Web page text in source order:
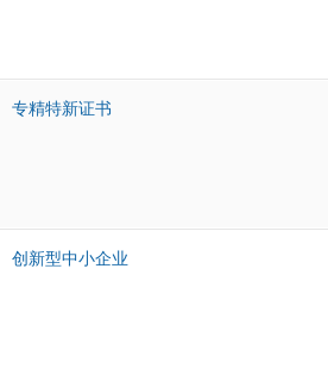
专精特新证书
创新型中小企业